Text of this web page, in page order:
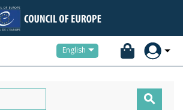
English
